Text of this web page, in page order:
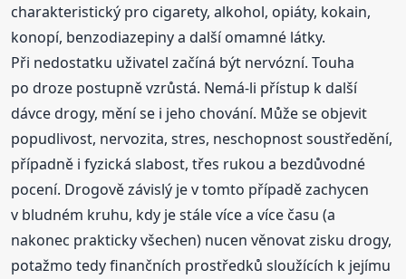
charakteristický pro cigarety, alkohol, opiáty, kokain,
konopí, benzodiazepiny a další omamné látky.
Při nedostatku uživatel začíná být nervózní. Touha
po droze postupně vzrůstá. Nemá-li přístup k další
dávce drogy, mění se i jeho chování. Může se objevit
popudlivost, nervozita, stres, neschopnost soustředění,
případně i fyzická slabost, třes rukou a bezdůvodné
pocení. Drogově závislý je v tomto případě zachycen
v bludném kruhu, kdy je stále více a více času (a
nakonec prakticky všechen) nucen věnovat zisku drogy,
potažmo tedy finančních prostředků sloužících k jejímu